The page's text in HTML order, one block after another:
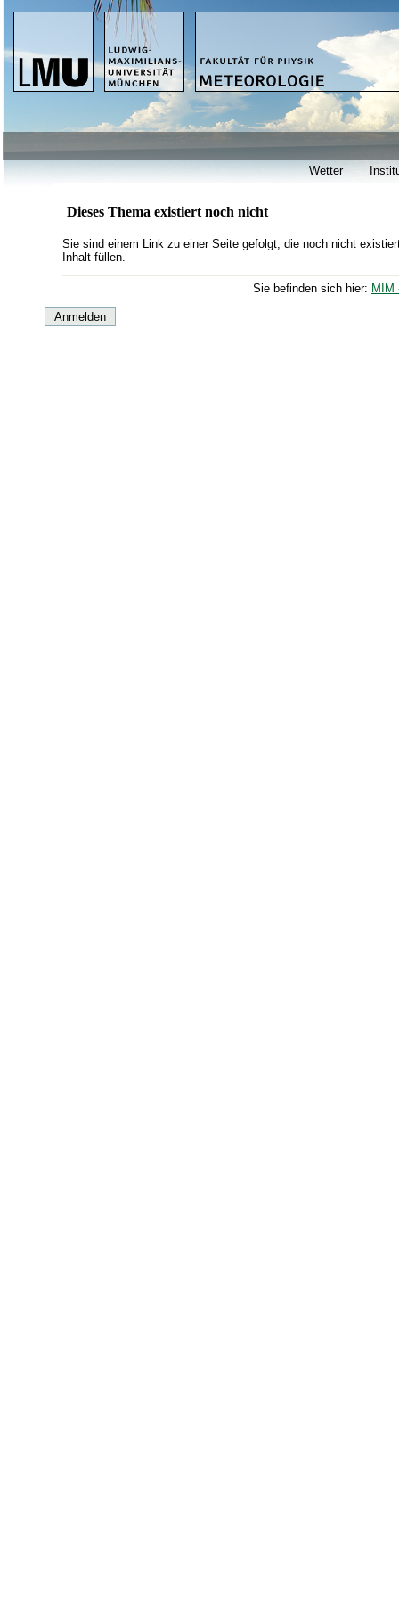
Wetter
Dieses Thema existiert noch nicht
Sie sind einem Link zu einer Seite gefolgt, die noch nicht
Inhalt füllen.
Sie befinden sich hier: MIM
Anmelden